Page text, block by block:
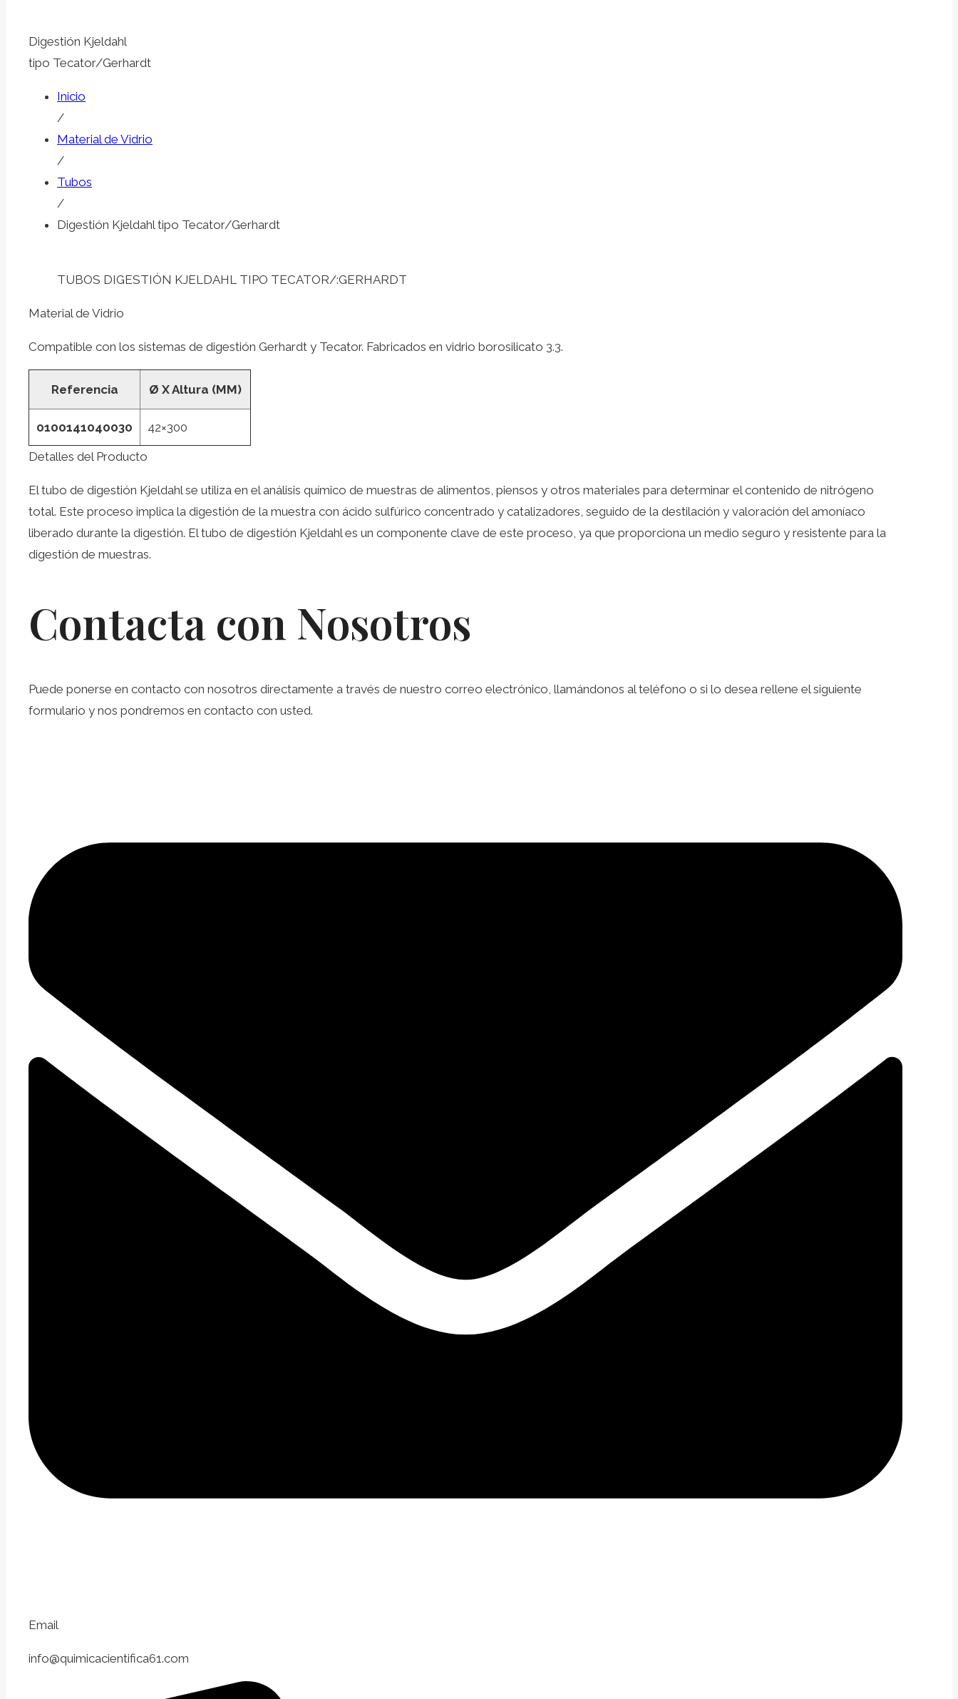
Digestión Kjeldahl
tipo Tecator/Gerhardt
Inicio
/
Material de Vidrio
/
Tubos
/
Digestión Kjeldahl tipo Tecator/Gerhardt
TUBOS DIGESTIÓN KJELDAHL TIPO TECATOR/:GERHARDT
Material de Vidrio
Compatible con los sistemas de digestión Gerhardt y Tecator. Fabricados en vidrio borosilicato 3.3.
Referencia Ø X Altura (MM)
0100141040030 42×300
Detalles del Producto
El tubo de digestión Kjeldahl se utiliza en el análisis químico de muestras de alimentos, piensos y otros materiales para determinar el contenido de nitrógeno
total. Este proceso implica la digestión de la muestra con ácido sulfúrico concentrado y catalizadores, seguido de la destilación y valoración del amoníaco
liberado durante la digestión. El tubo de digestión Kjeldahl es un componente clave de este proceso, ya que proporciona un medio seguro y resistente para la
digestión de muestras.
Contacta con Nosotros
Puede ponerse en contacto con nosotros directamente a través de nuestro correo electrónico, llamándonos al teléfono o si lo desea rellene el siguiente
formulario y nos pondremos en contacto con usted.
Email
info@quimicacientifica61.com